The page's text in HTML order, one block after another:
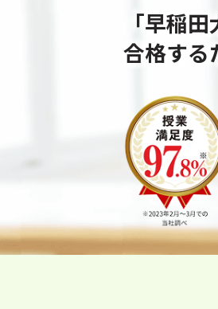
「早稲
合格する